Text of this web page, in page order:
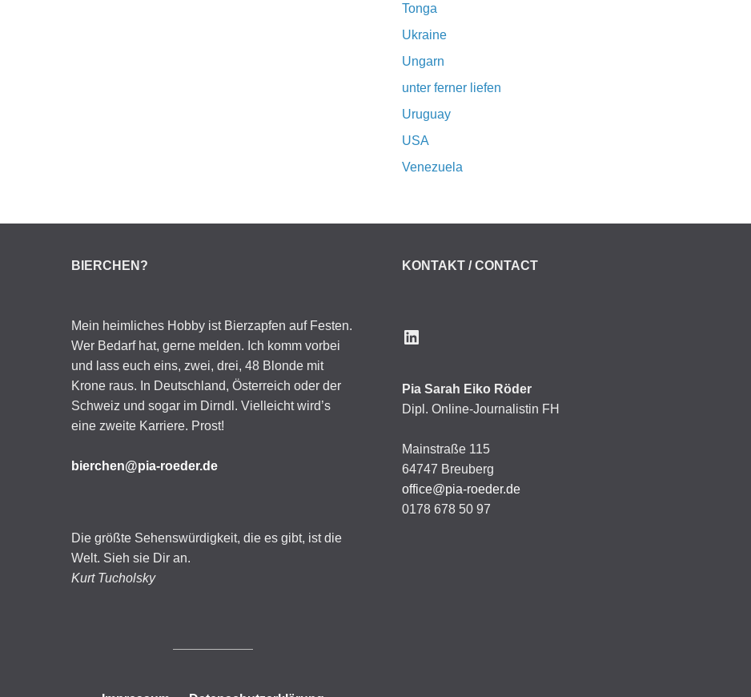
Tonga
Ukraine
Ungarn
unter ferner liefen
Uruguay
USA
Venezuela
BIERCHEN?
Mein heimliches Hobby ist Bierzapfen auf Festen.
Wer Bedarf hat, gerne melden. Ich komm vorbei
und lass euch eins, zwei, drei, 48 Blonde mit
Krone raus. In Deutschland, Österreich oder der
Schweiz und sogar im Dirndl. Vielleicht wird’s
eine zweite Karriere. Prost!
bierchen@pia-roeder.de
Die größte Sehenswürdigkeit, die es gibt, ist die
Welt. Sieh sie Dir an.
Kurt Tucholsky
KONTAKT / CONTACT
LinkedIn
Pia Sarah Eiko Röder
Dipl. Online-Journalistin FH
Mainstraße 115
64747 Breuberg
office@pia-roeder.de
0178 678 50 97